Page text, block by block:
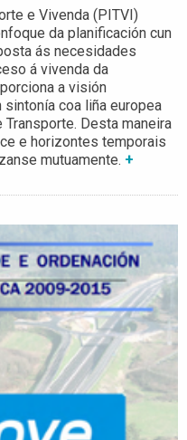
e Vivenda (PITVI)
da planificación cun
ás necesidades
á vivenda da
a visión
coa liña europea
Transporte. Desta maneira
e horizontes temporais
mutuamente. +